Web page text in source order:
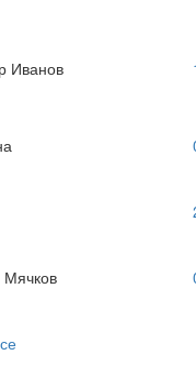
Иванов
Мячков